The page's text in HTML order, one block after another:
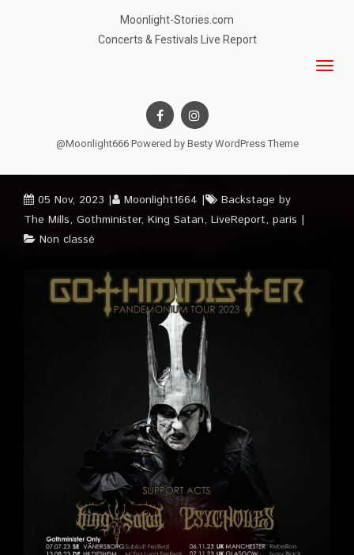
Moonlight-Stories.com
Concerts & Festivals Live Report
@Moonlight666 Powered by Besty WordPress Theme
05 Nov, 2023 Moonlight1664
Backstage by
The Mills, Gothminister, King Satan, LiveReport, paris
Non classé